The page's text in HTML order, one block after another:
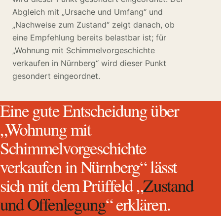
Abgleich mit „Ursache und Umfang“ und
„Nachweise zum Zustand“ zeigt danach, ob
eine Empfehlung bereits belastbar ist; für
„Wohnung mit Schimmelvorgeschichte
verkaufen in Nürnberg“ wird dieser Punkt
gesondert eingeordnet.
Eine gute Entscheidung über
„Wohnung mit
Schimmelvorgeschichte
verkaufen in Nürnberg“ lässt
sich mit dem Prüffeld „Zustand
und Offenlegung“ erklären.